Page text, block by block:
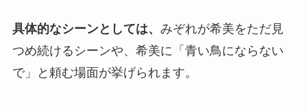
具体的なシーンとしては、 みぞれが希美をただ見
つめ続けるシーンや、希美に「青い鳥にならない
で」と頼む場面が挙げられます。